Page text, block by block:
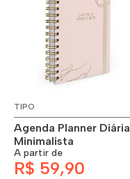
TIPO
Agenda Planner Diária
Minimalista
A partir de
R$ 59,90